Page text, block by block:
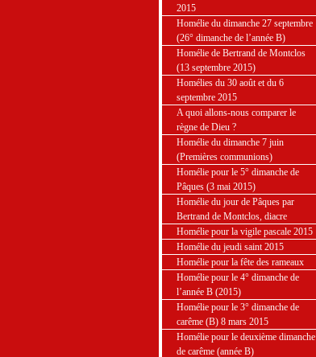
2015
Homélie du dimanche 27 septembre
(26° dimanche de l’année B)
Homélie de Bertrand de Montclos
(13 septembre 2015)
Homélies du 30 août et du 6
septembre 2015
A quoi allons-nous comparer le
règne de Dieu ?
Homélie du dimanche 7 juin
(Premières communions)
Homélie pour le 5° dimanche de
Pâques (3 mai 2015)
Homélie du jour de Pâques par
Bertrand de Montclos, diacre
Homélie pour la vigile pascale 2015
Homélie du jeudi saint 2015
Homélie pour la fête des rameaux
Homélie pour le 4° dimanche de
l’année B (2015)
Homélie pour le 3° dimanche de
carême (B) 8 mars 2015
Homélie pour le deuxième dimanche
de carême (année B)